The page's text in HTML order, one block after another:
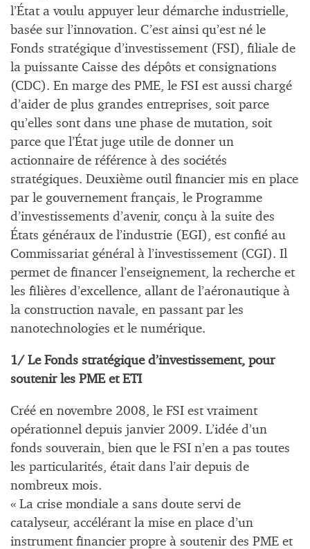
l’État a voulu appuyer leur démarche industrielle,
basée sur l’innovation. C’est ainsi qu’est né le
Fonds stratégique d’investissement (FSI), filiale de
la puissante Caisse des dépôts et consignations
(CDC). En marge des PME, le FSI est aussi chargé
d’aider de plus grandes entreprises, soit parce
qu’elles sont dans une phase de mutation, soit
parce que l’État juge utile de donner un
actionnaire de référence à des sociétés
stratégiques. Deuxième outil financier mis en place
par le gouvernement français, le Programme
d’investissements d’avenir, conçu à la suite des
États généraux de l’industrie (EGI), est confié au
Commissariat général à l’investissement (CGI). Il
permet de financer l’enseignement, la recherche et
les filières d’excellence, allant de l’aéronautique à
la construction navale, en passant par les
nanotechnologies et le numérique.
1/ Le Fonds stratégique d’investissement, pour
soutenir les PME et ETI
Créé en novembre 2008, le FSI est vraiment
opérationnel depuis janvier 2009. L’idée d’un
fonds souverain, bien que le FSI n’en a pas toutes
les particularités, était dans l’air depuis de
nombreux mois.
« La crise mondiale a sans doute servi de
catalyseur, accélérant la mise en place d’un
instrument financier propre à soutenir des PME et